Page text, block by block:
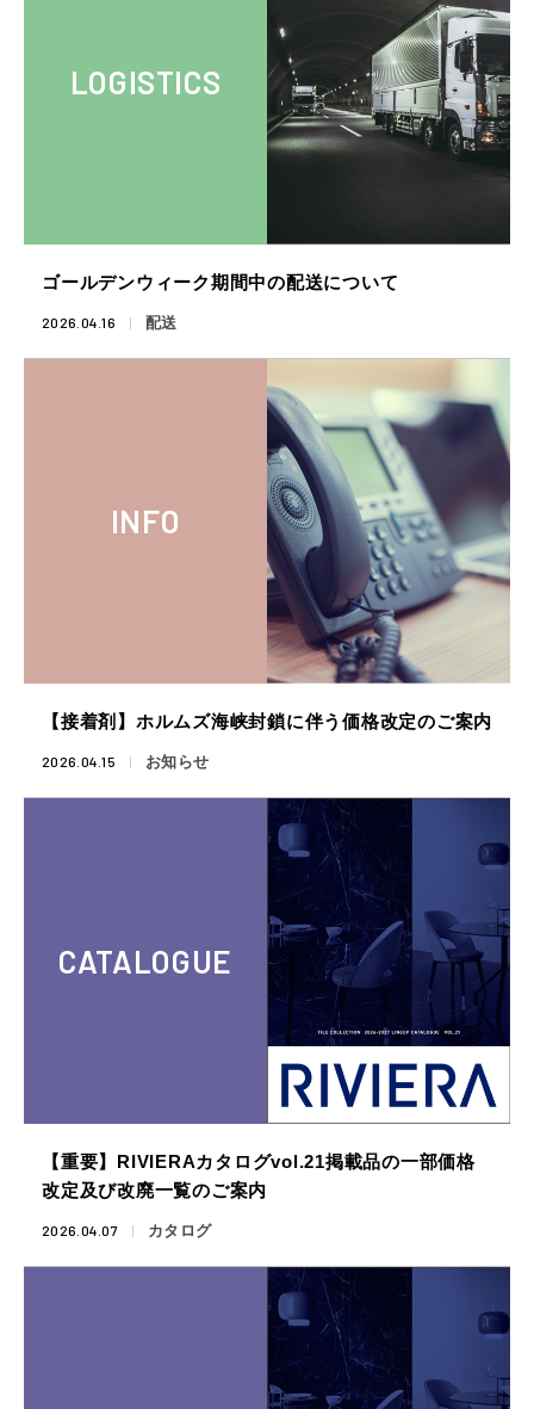
LOGISTICS
ゴールデンウィーク期間中の配送について
2026.04.16 配送
INFO
【接着剤】ホルムズ海峡封鎖に伴う価格改定のご案内
2026.04.15 お知らせ
CATALOGUE
【重要】RIVIERAカタログvol.21掲載品の一部価格
改定及び改廃一覧のご案内
2026.04.07 カタログ